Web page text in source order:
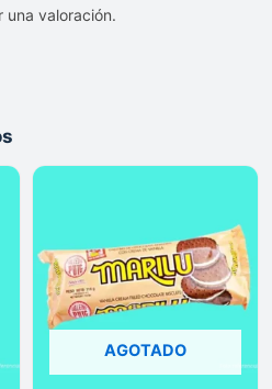
una valoración.
AGOTADO